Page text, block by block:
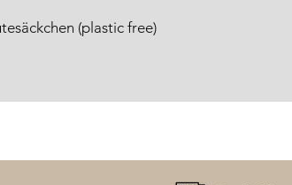
(plastic free)